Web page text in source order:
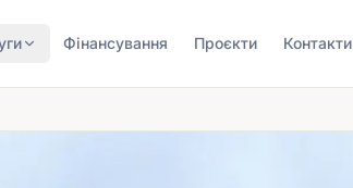
Фінансування Проєкти Контакти